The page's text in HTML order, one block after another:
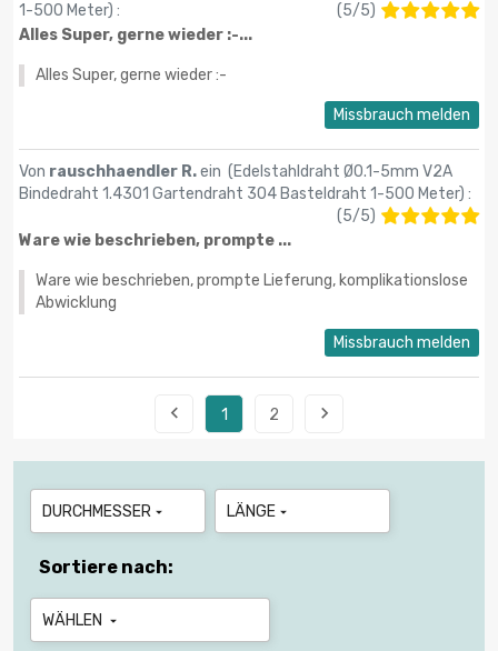
1-500 Meter) : (5/5)
Alles Super, gerne wieder :-...
Alles Super, gerne wieder :-
Missbrauch melden
Von rauschhaendler R.ein (Edelstahldraht Ø0.1-5mm V2A
Bindedraht 1.4301 Gartendraht 304 Basteldraht 1-500 Meter) :
(5/5)
Ware wie beschrieben, prompte ...
Ware wie beschrieben, prompte Lieferung, komplikationslose
Abwicklung
Missbrauch melden
 1 2 
DURCHMESSER  LÄNGE 
Sortiere nach:
WÄHLEN 